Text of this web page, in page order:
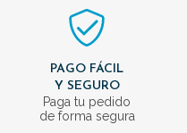
PAGO FÁCIL
Y SEGURO
Paga tu pedido
de forma segura